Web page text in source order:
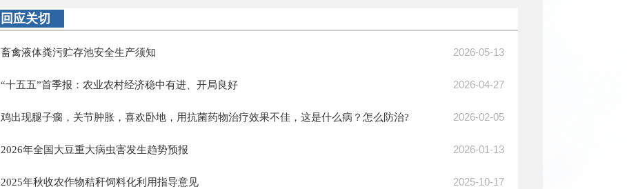
回应关切
畜禽液体粪污贮存池安全生产须知 2026-05-13
“十五五”首季报：农业农村经济稳中有进、开局良好 2026-04-27
鸡出现腿子瘸，关节肿胀，喜欢卧地，用抗菌药物治疗效果不佳，这是什么病？怎么防治? 2026-02-05
2026年全国大豆重大病虫害发生趋势预报 2026-01-13
2025年秋收农作物秸秆饲料化利用指导意见 2025-10-17